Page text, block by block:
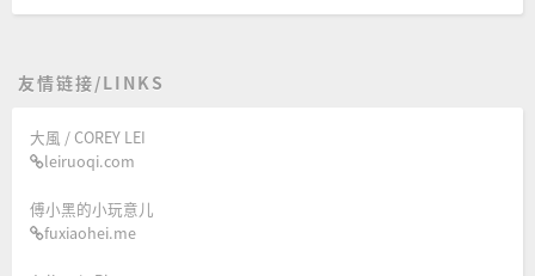
友情链接/LINKS
大風 / COREY LEI
leiruoqi.com
傅小黑的小玩意儿
fuxiaohei.me